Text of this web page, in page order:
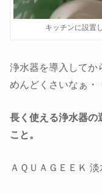
キッチンに設置
浄水器を導入してか
めんどくさいなぁ・
長く使える浄水器の
こと。
ＡＱＵＡＧＥＥＫ